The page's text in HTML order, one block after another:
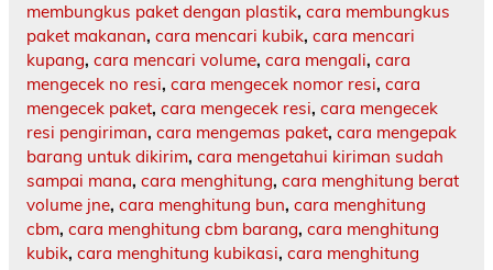
membungkus paket dengan plastik, cara membungkus
paket makanan, cara mencari kubik, cara mencari
kupang, cara mencari volume, cara mengali, cara
mengecek no resi, cara mengecek nomor resi, cara
mengecek paket, cara mengecek resi, cara mengecek
resi pengiriman, cara mengemas paket, cara mengepak
barang untuk dikirim, cara mengetahui kiriman sudah
sampai mana, cara menghitung, cara menghitung berat
volume jne, cara menghitung bun, cara menghitung
cbm, cara menghitung cbm barang, cara menghitung
kubik, cara menghitung kubikasi, cara menghitung